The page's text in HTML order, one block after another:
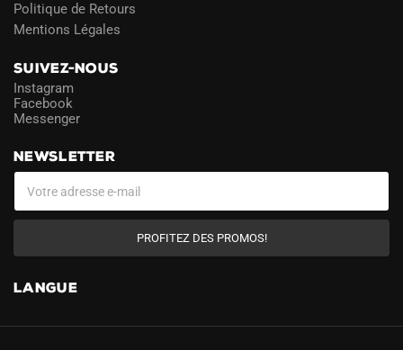
Politique de Retours
Mentions Légales
SUIVEZ-NOUS
Instagram
Facebook
Messenger
NEWSLETTER
PROFITEZ DES PROMOS!
LANGUE